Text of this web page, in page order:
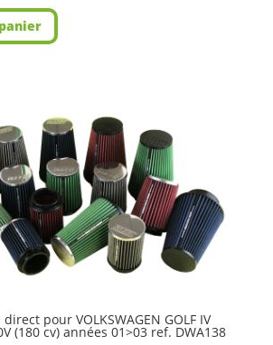
pour VOLKSWAGEN GOLF IV
(180 cv) années 01>03 ref. DWA138